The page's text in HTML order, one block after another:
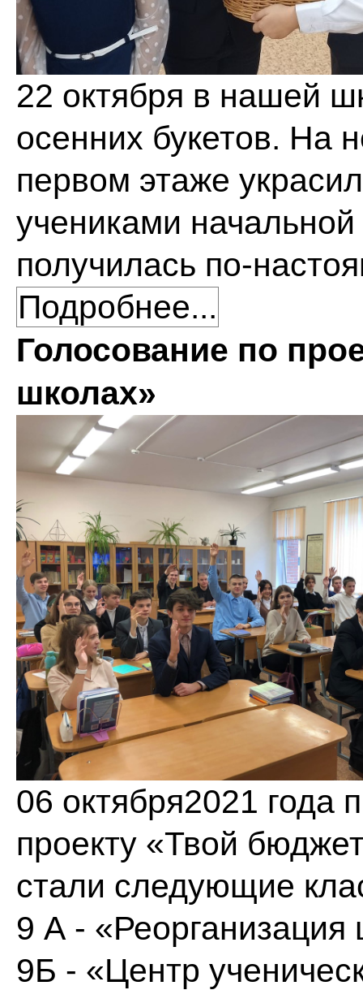
22 октября в нашей
осенних букетов. На
первом этаже
учениками
получилась по-
Подробнее...
Голосование по
школах»
06 октября2021 года
проекту «Твой
стали следующие
9 А - «Реорганизация
9Б - «Центр